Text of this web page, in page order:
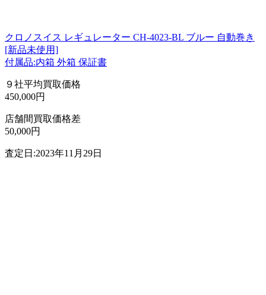
クロノスイス レギュレーター CH-4023-BL ブルー 自動巻き
[新品未使用]
付属品:内箱 外箱 保証書
９社平均買取価格
450,000円
店舗間買取価格差
50,000円
査定日:2023年11月29日